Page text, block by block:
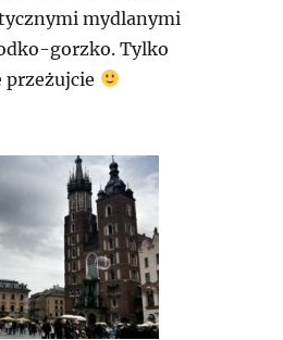
mydlanymi
gorzko. Tylko
przeżujcie